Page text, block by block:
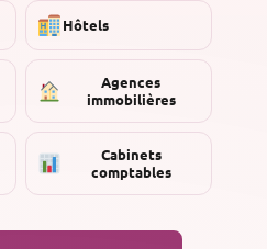
Hôtels
Agences
immobilières
Cabinets
comptables